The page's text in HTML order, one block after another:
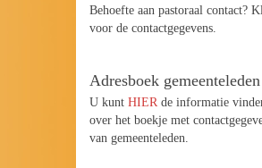
Behoefte aan pastoraal contact?
voor de contactgegevens.
Adresboek gemeenteleden
U kuntHIER de informatie
over het boekje met
van gemeenteleden.